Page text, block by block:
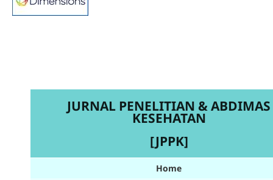
JURNAL PENELITIAN & ABDIMAS
KESEHATAN
[JPPK]
Home